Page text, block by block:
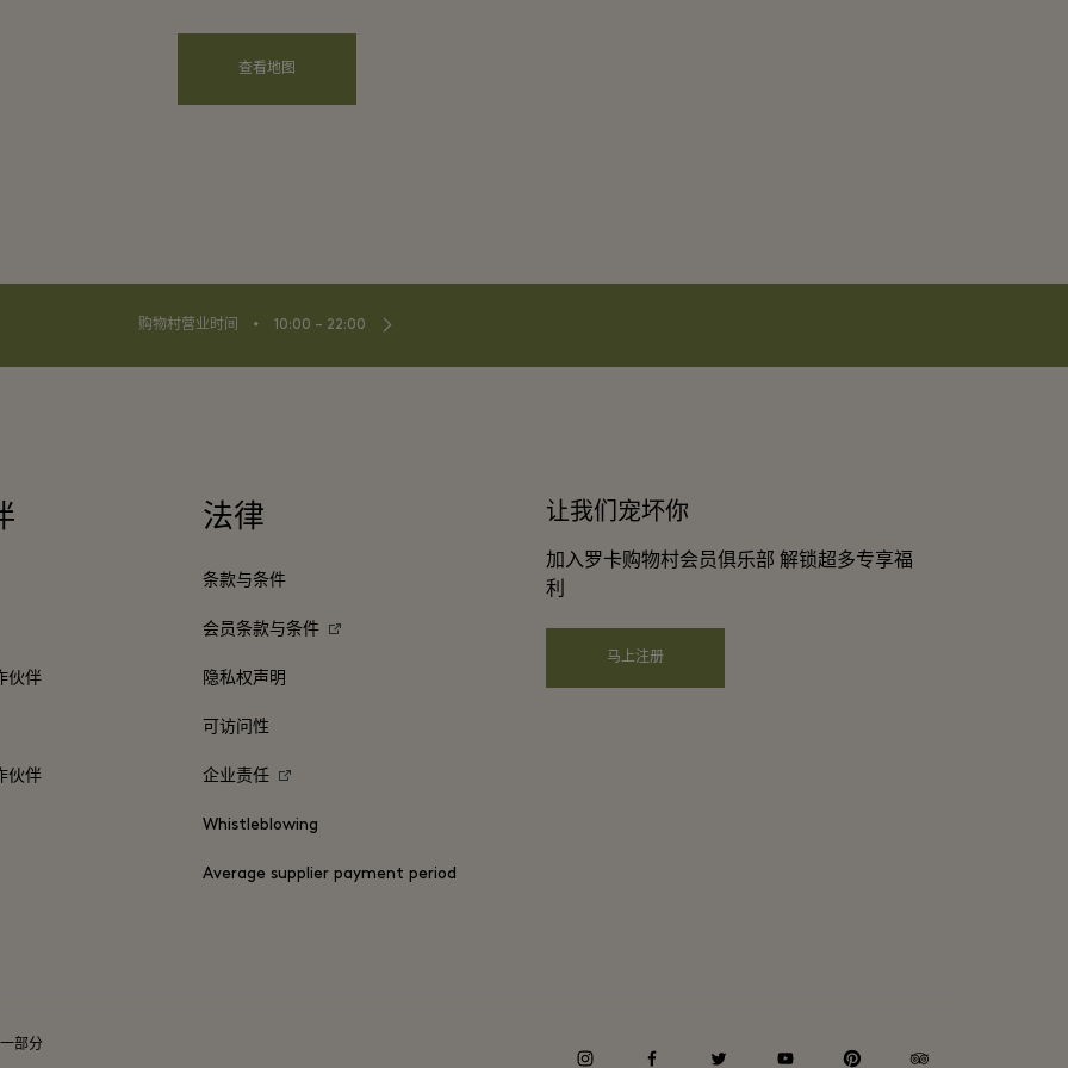
查看地图
购物村营业时间 ⬩ 10:00 – 22:00
伙伴
伙伴
法律
条款与条件
会员条款与条件
隐私权声明
可访问性
企业责任
Whistleblowing
Average supplier payment period
让我们宠坏你
加入罗卡购物村会员俱乐部 解锁超多专享福
利
马上注册
部分
instagramfacebooktwitter youtube pinteresttripadvisor